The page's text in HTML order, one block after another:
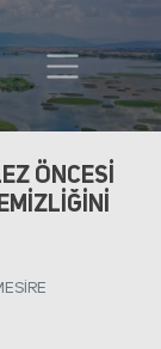
ÖNCESİ